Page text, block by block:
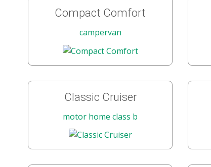
Compact Comfort
campervan
Classic Cruiser
motor home class b